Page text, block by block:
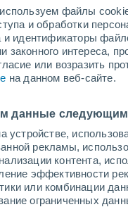
используем файлы
и обработки
и идентификаторы
интереса,
или возразить
на данном веб-сайте.
данные
устройстве,
рекламы,
контента,
эффективности
или комбинации
ограниченных
0 / 0
0 / 4
Mountain